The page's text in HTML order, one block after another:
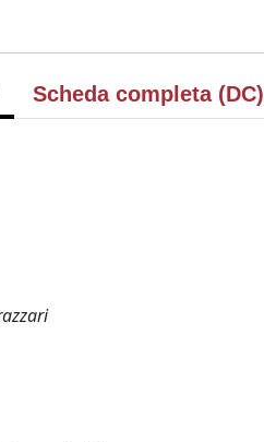
Scheda completa (DC)